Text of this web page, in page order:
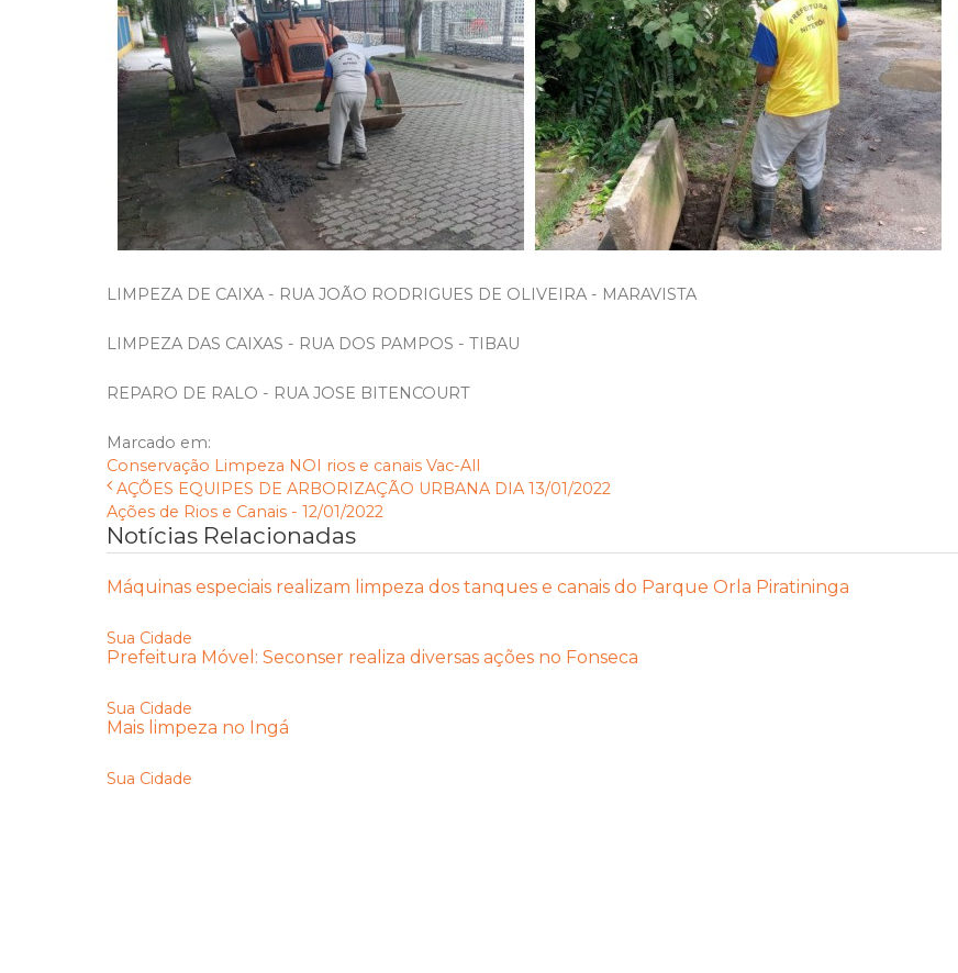
LIMPEZA DE CAIXA - RUA JOÃO RODRIGUES DE OLIVEIRA - MARAVISTA
LIMPEZA DAS CAIXAS - RUA DOS PAMPOS - TIBAU
REPARO DE RALO - RUA JOSE BITENCOURT
Marcado em:
Conservação Limpeza NOI rios e canais Vac-All
AÇÕES EQUIPES DE ARBORIZAÇÃO URBANA DIA 13/01/2022
Ações de Rios e Canais - 12/01/2022
Notícias Relacionadas
Máquinas especiais realizam limpeza dos tanques e canais do Parque Orla Piratininga
Sua Cidade
Prefeitura Móvel: Seconser realiza diversas ações no Fonseca
Sua Cidade
Mais limpeza no Ingá
Sua Cidade